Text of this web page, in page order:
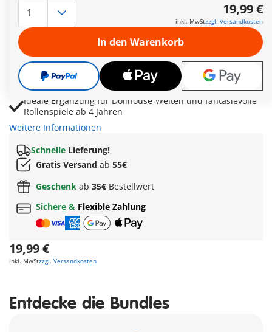
Schlafsofa und Schlafsessel lassen sich ausklappen und
bieten Platz für Übernachtungsgäste
Opa, Baby und Hundewelpe ermöglichen liebevolle
Familiengeschichten im Wohnzimmer
Laptop, Hifi-Anlage, Modellhaus und Schaukelpferd
sorgen für realistische Spielszenen
Ideale Ergänzung für Dollhouse-Welten und fantasievolle
Rollenspiele ab 4 Jahren
Weitere Informationen
Schnelle Lieferung!
Gratis Versand ab 55€
Geschenk ab 35€ Bestellwert
Sichere & Flexible Zahlung
19,99 €
inkl. MwStzzgl. Versandkosten
19,99 €
inkl. MwStzzgl. Versandkosten
In den Warenkorb
Entdecke die Bundles